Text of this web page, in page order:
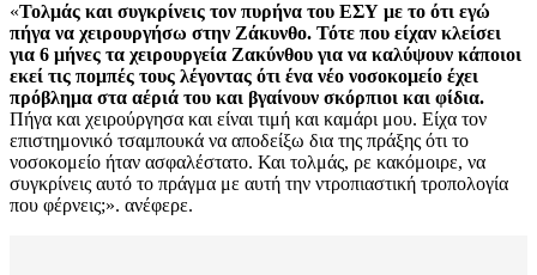
«Τολμάς και συγκρίνεις τον πυρήνα του ΕΣΥ με το ότι εγώ
πήγα να χειρουργήσω στην Ζάκυνθο. Τότε που είχαν κλείσει
για 6 μήνες τα χειρουργεία Ζακύνθου για να καλύψουν κάποιοι
εκεί τις πομπές τους λέγοντας ότι ένα νέο νοσοκομείο έχει
πρόβλημα στα αέριά του και βγαίνουν σκόρπιοι και φίδια.
Πήγα και χειρούργησα και είναι τιμή και καμάρι μου. Είχα τον
επιστημονικό τσαμπουκά να αποδείξω δια της πράξης ότι το
νοσοκομείο ήταν ασφαλέστατο. Και τολμάς, ρε κακόμοιρε, να
συγκρίνεις αυτό το πράγμα με αυτή την ντροπιαστική τροπολογία
που φέρνεις;». ανέφερε.